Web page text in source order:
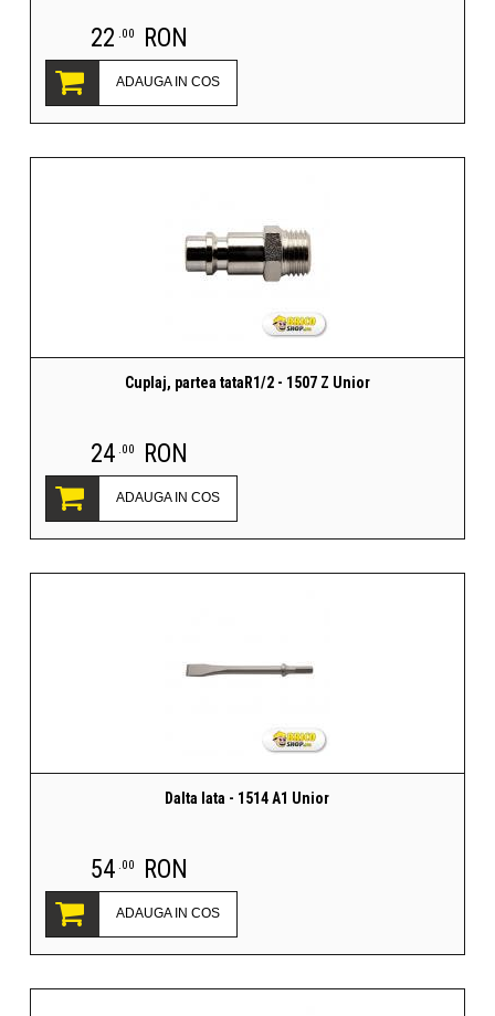
22 .00 RON
ADAUGA IN COS
Cuplaj, partea tataR1/2 - 1507 Z Unior
24 .00 RON
ADAUGA IN COS
Dalta lata - 1514 A1 Unior
54 .00 RON
ADAUGA IN COS